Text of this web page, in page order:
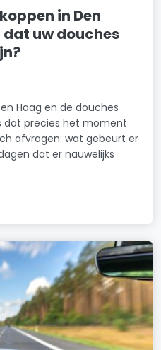
in Den
dat uw douches
Haag en de douches
dat precies het moment
afvragen: wat gebeurt er
dat er nauwelijks